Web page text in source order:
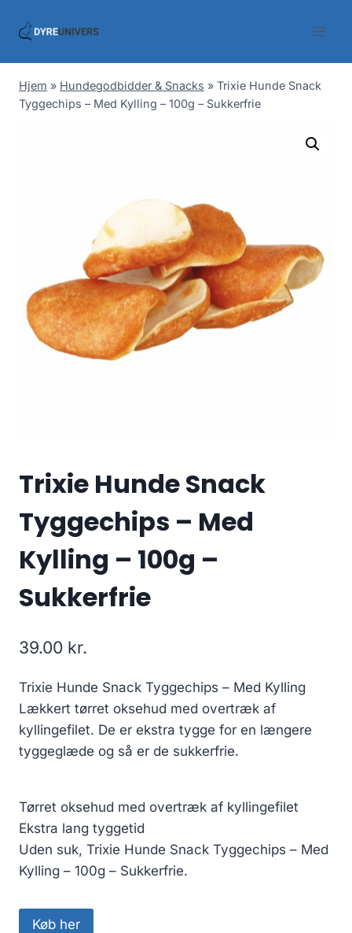
Hjem » Hundegodbidder & Snacks » Trixie Hunde Snack
Tyggechips – Med Kylling – 100g – Sukkerfrie
Trixie Hunde Snack
Tyggechips – Med
Kylling – 100g –
Sukkerfrie
39.00 kr.
Trixie Hunde Snack Tyggechips – Med Kylling
Lækkert tørret oksehud med overtræk af
kyllingefilet. De er ekstra tygge for en længere
tyggeglæde og så er de sukkerfrie.
Tørret oksehud med overtræk af kyllingefilet
Ekstra lang tyggetid
Uden suk, Trixie Hunde Snack Tyggechips – Med
Kylling – 100g – Sukkerfrie.
Køb her